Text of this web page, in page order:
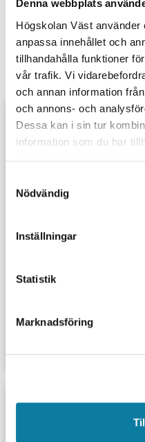
Denna webbplats
Högskolan Väst
anpassa innehållet och
tillhandahålla funktioner
vår trafik. Vi
och annan information
och annons- och
Dessa kan i sin tur
information som du har
Nödvändig
Inställningar
Statistik
Marknadsföring
Institutionen för
internationellt
vårdverksamheter i ett
programmets studenter
studierna utomlands.
Mer info om
INTE
ANMÄLAN
ANDRA TITTADE
mot
Inom avancerad vård i
omvårdnad vid